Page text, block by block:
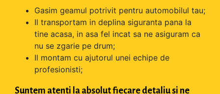
Gasim geamul potrivit pentru automobilul tau;
Il transportam in deplina siguranta pana la
tine acasa, in asa fel incat sa ne asiguram ca
nu se zgarie pe drum;
Il montam cu ajutorul unei echipe de
profesionisti;
Suntem atenti la absolut fiecare detaliu si ne